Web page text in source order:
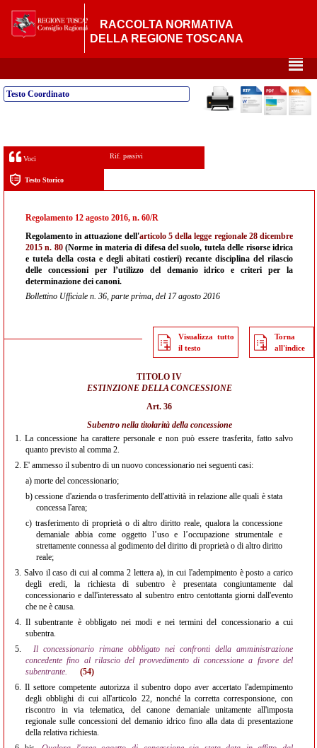
RACCOLTA NORMATIVA
DELLA REGIONE TOSCANA
²
Testo Coordinato
Voci Rif. passivi
Testo Storico
Regolamento 12 agosto 2016, n. 60/R
Regolamento in attuazione dell'articolo 5 della legge regionale 28 dicembre
2015 n. 80(Norme in materia di difesa del suolo, tutela delle risorse idrica
e tutela della costa e degli abitati costieri) recante disciplina del rilascio
delle concessioni per l’utilizzo del demanio idrico e criteri per la
determinazione dei canoni.
Bollettino Ufficiale n. 36, parte prima, del 17 agosto 2016
Visualizza tutto
il testo
Torna
all'indice
TITOLO IV
ESTINZIONE DELLA CONCESSIONE
Art. 36
Subentro nella titolarità della concessione
1. La concessione ha carattere personale e non può essere trasferita, fatto salvo
quanto previsto al comma 2.
2. E' ammesso il subentro di un nuovo concessionario nei seguenti casi:
a) morte del concessionario;
b) cessione d'azienda o trasferimento dell'attività in relazione alle quali è stata
concessa l'area;
c) trasferimento di proprietà o di altro diritto reale, qualora la concessione
demaniale abbia come oggetto l’uso e l’occupazione strumentale e
strettamente connessa al godimento del diritto di proprietà o di altro diritto
reale;
3. Salvo il caso di cui al comma 2 lettera a), in cui l'adempimento è posto a carico
degli eredi, la richiesta di subentro è presentata congiuntamente dal
concessionario e dall'interessato al subentro entro centottanta giorni dall'evento
che ne è causa.
4. Il subentrante è obbligato nei modi e nei termini del concessionario a cui
subentra.
5.
Il concessionario rimane obbligato nei confronti della amministrazione
concedente fino al rilascio del provvedimento di concessione a favore del
subentrante.
(54)
6. Il settore competente autorizza il subentro dopo aver accertato l'adempimento
degli obblighi di cui all'articolo 22, nonché la corretta corresponsione, con
riscontro in via telematica, del canone demaniale unitamente all'imposta
regionale sulle concessioni del demanio idrico fino alla data di presentazione
della relativa richiesta.